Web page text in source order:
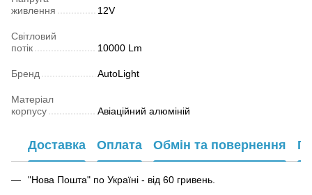
живлення
12V
Світловий
потік
10000 Lm
Бренд AutoLight
Матеріал
корпусу
Авіаційний алюміній
Доставка Оплата Обмін та повернення
"Нова Пошта" по Україні - від 60 гривень.